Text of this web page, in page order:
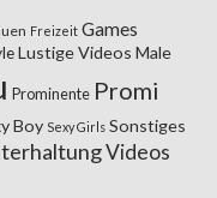
Freizeit Games
Lustige Videos Male
Prominente Promi
Boy Sexy Girls Sonstiges
Videos